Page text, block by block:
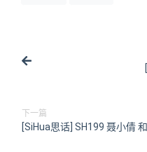
下一篇
[SiHua思话] SH199 聂小倩